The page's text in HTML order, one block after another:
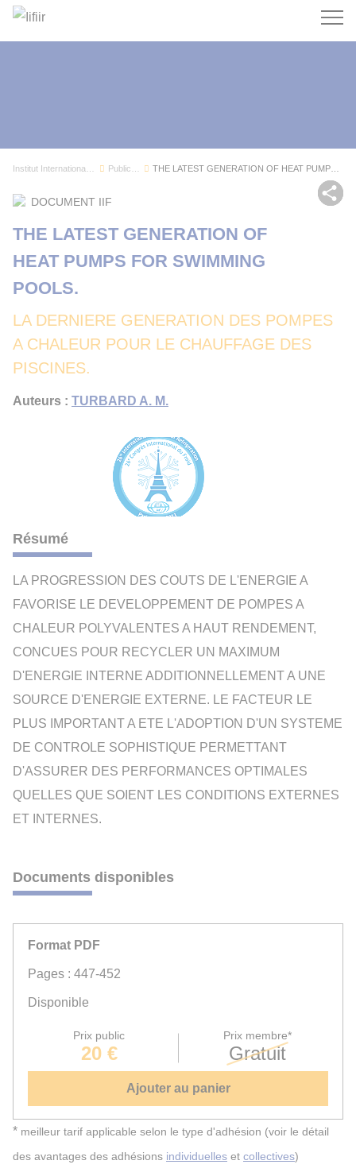
THE LATEST GENERATION OF HEAT PUMPS FOR SWIMMIN...
DOCUMENT IIF
LA DERNIERE GENERATION DES POMPES
A CHALEUR POUR LE CHAUFFAGE DES
PISCINES.
THE LATEST GENERATION OF
HEAT PUMPS FOR SWIMMING
POOLS.
Auteurs : TURBARD A. M.
Résumé
LA PROGRESSION DES COUTS DE L'ENERGIE A
FAVORISE LE DEVELOPPEMENT DE POMPES A
CHALEUR POLYVALENTES A HAUT RENDEMENT,
CONCUES POUR RECYCLER UN MAXIMUM
D'ENERGIE INTERNE ADDITIONNELLEMENT A UNE
SOURCE D'ENERGIE EXTERNE. LE FACTEUR LE
PLUS IMPORTANT A ETE L'ADOPTION D'UN SYSTEME
DE CONTROLE SOPHISTIQUE PERMETTANT
D'ASSURER DES PERFORMANCES OPTIMALES
QUELLES QUE SOIENT LES CONDITIONS EXTERNES
ET INTERNES.
Documents disponibles
Format PDF
Pages : 447-452
Disponible
Prix public
20 €
Prix membre*
Gratuit
Ajouter au panier
* meilleur tarif applicable selon le type d'adhésion (voir le détail
des avantages des adhésions individuelles et collectives)